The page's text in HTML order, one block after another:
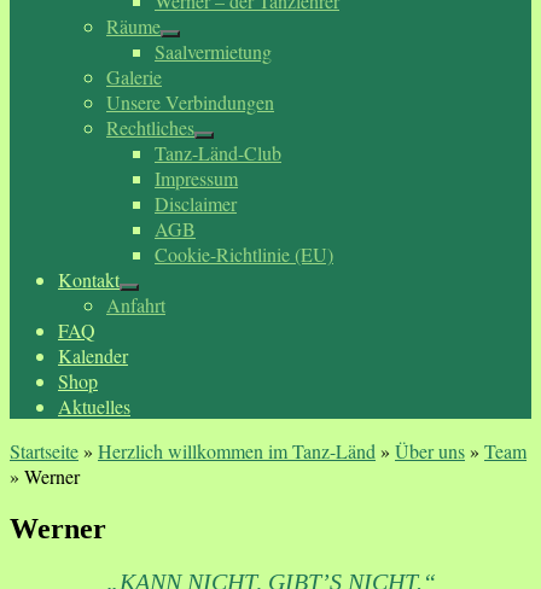
Räume
Saalvermietung
Galerie
Unsere Verbindungen
Rechtliches
Tanz-Länd-Club
Impressum
Disclaimer
AGB
Cookie-Richtlinie (EU)
Kontakt
Anfahrt
FAQ
Kalender
Shop
Aktuelles
Startseite» Herzlich willkommen im Tanz-Länd » Über uns» Team
» Werner
Werner
„KANN NICHT, GIBT’S NICHT.“